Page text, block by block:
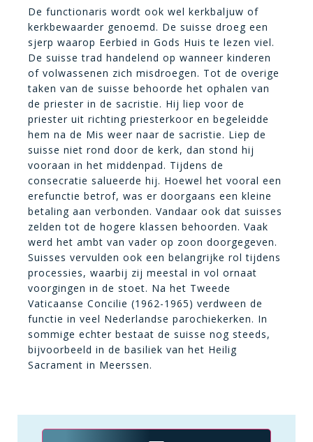
De functionaris wordt ook wel kerkbaljuw of
kerkbewaarder genoemd. De suisse droeg een
sjerp waarop Eerbied in Gods Huis te lezen viel.
De suisse trad handelend op wanneer kinderen
of volwassenen zich misdroegen. Tot de overige
taken van de suisse behoorde het ophalen van
de priester in de sacristie. Hij liep voor de
priester uit richting priesterkoor en begeleidde
hem na de Mis weer naar de sacristie. Liep de
suisse niet rond door de kerk, dan stond hij
vooraan in het middenpad. Tijdens de
consecratie salueerde hij. Hoewel het vooral een
erefunctie betrof, was er doorgaans een kleine
betaling aan verbonden. Vandaar ook dat suisses
zelden tot de hogere klassen behoorden. Vaak
werd het ambt van vader op zoon doorgegeven.
Suisses vervulden ook een belangrijke rol tijdens
processies, waarbij zij meestal in vol ornaat
voorgingen in de stoet. Na het Tweede
Vaticaanse Concilie (1962-1965) verdween de
functie in veel Nederlandse parochiekerken. In
sommige echter bestaat de suisse nog steeds,
bijvoorbeeld in de basiliek van het Heilig
Sacrament in Meerssen.